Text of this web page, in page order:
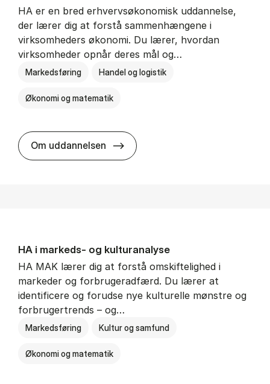
HA er en bred erhvervsøkonomisk uddannelse,
der lærer dig at forstå sammenhængene i
virksomheders økonomi. Du lærer, hvordan
virksomheder opnår deres mål og…
Markedsføring Handel og logistik
Økonomi og matematik
Om uddannelsen HA al­men erhvervs­økonomi
HA i mar­keds- og kul­tu­r­a­na­ly­se
HA MAK lærer dig at forstå omskiftelighed i
markeder og forbrugeradfærd. Du lærer at
identificere og forudse nye kulturelle mønstre og
forbrugertrends – og…
Markedsføring Kultur og samfund
Økonomi og matematik